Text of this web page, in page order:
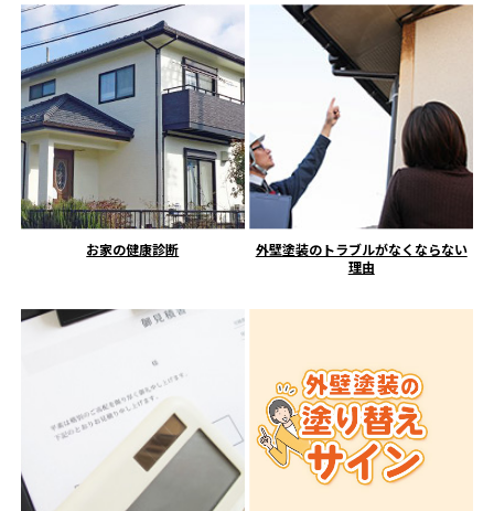
お家の健康診断
外壁塗装のトラブルがなくならない
理由